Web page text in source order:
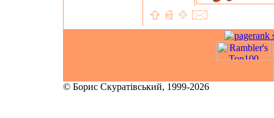
© Борис Скуратівський, 1999-2026